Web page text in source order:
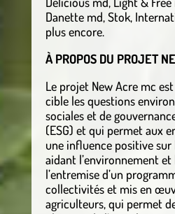
Danette md, Stok,
plus encore.
À PROPOS DU PROJET
Le projet New Acre mc
cible les questions
sociales et de
(ESG) et qui permet aux
une influence positive sur
aidant l’environnement
l’entremise d’un
collectivités et mis en
agriculteurs, qui permet